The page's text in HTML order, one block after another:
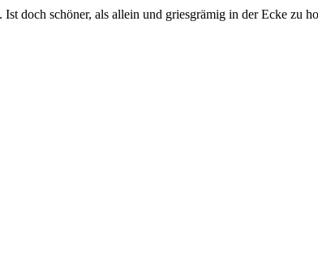
doch schöner, als allein und griesgrämig in der Ecke zu